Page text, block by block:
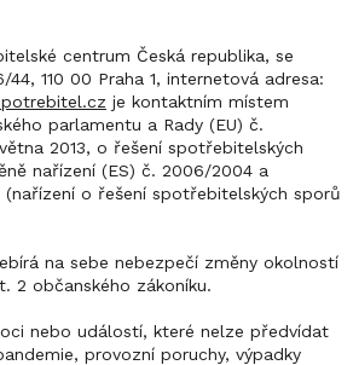
centrum Česká republika, se
110 00 Praha 1, internetová adresa:
je kontaktním místem
parlamentu a Rady (EU) č.
2013, o řešení spotřebitelských
nařízení (ES) č. 2006/2004 a
o řešení spotřebitelských sporů
na sebe nebezpečí změny okolností
2 občanského zákoníku.
nebo událostí, které nelze předvídat
provozní poruchy, výpadky